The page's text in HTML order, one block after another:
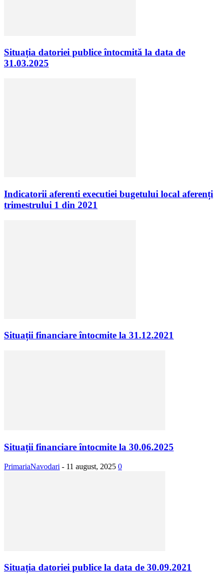
Situația datoriei publice întocmită la data de
31.03.2025
Indicatorii aferenti executiei bugetului local aferenți
trimestrului 1 din 2021
Situații financiare întocmite la 31.12.2021
Situații financiare întocmite la 30.06.2025
PrimariaNavodari - 11 august, 2025 0
Situația datoriei publice la data de 30.09.2021